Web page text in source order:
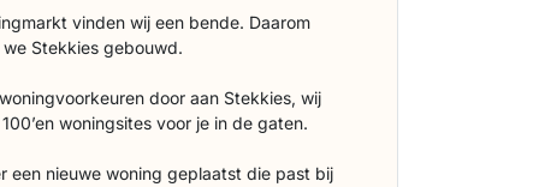
vinden wij een bende. Daarom
Stekkies gebouwd.
door aan Stekkies, wij
woningsites voor je in de gaten.
een nieuwe woning geplaatst die past bij